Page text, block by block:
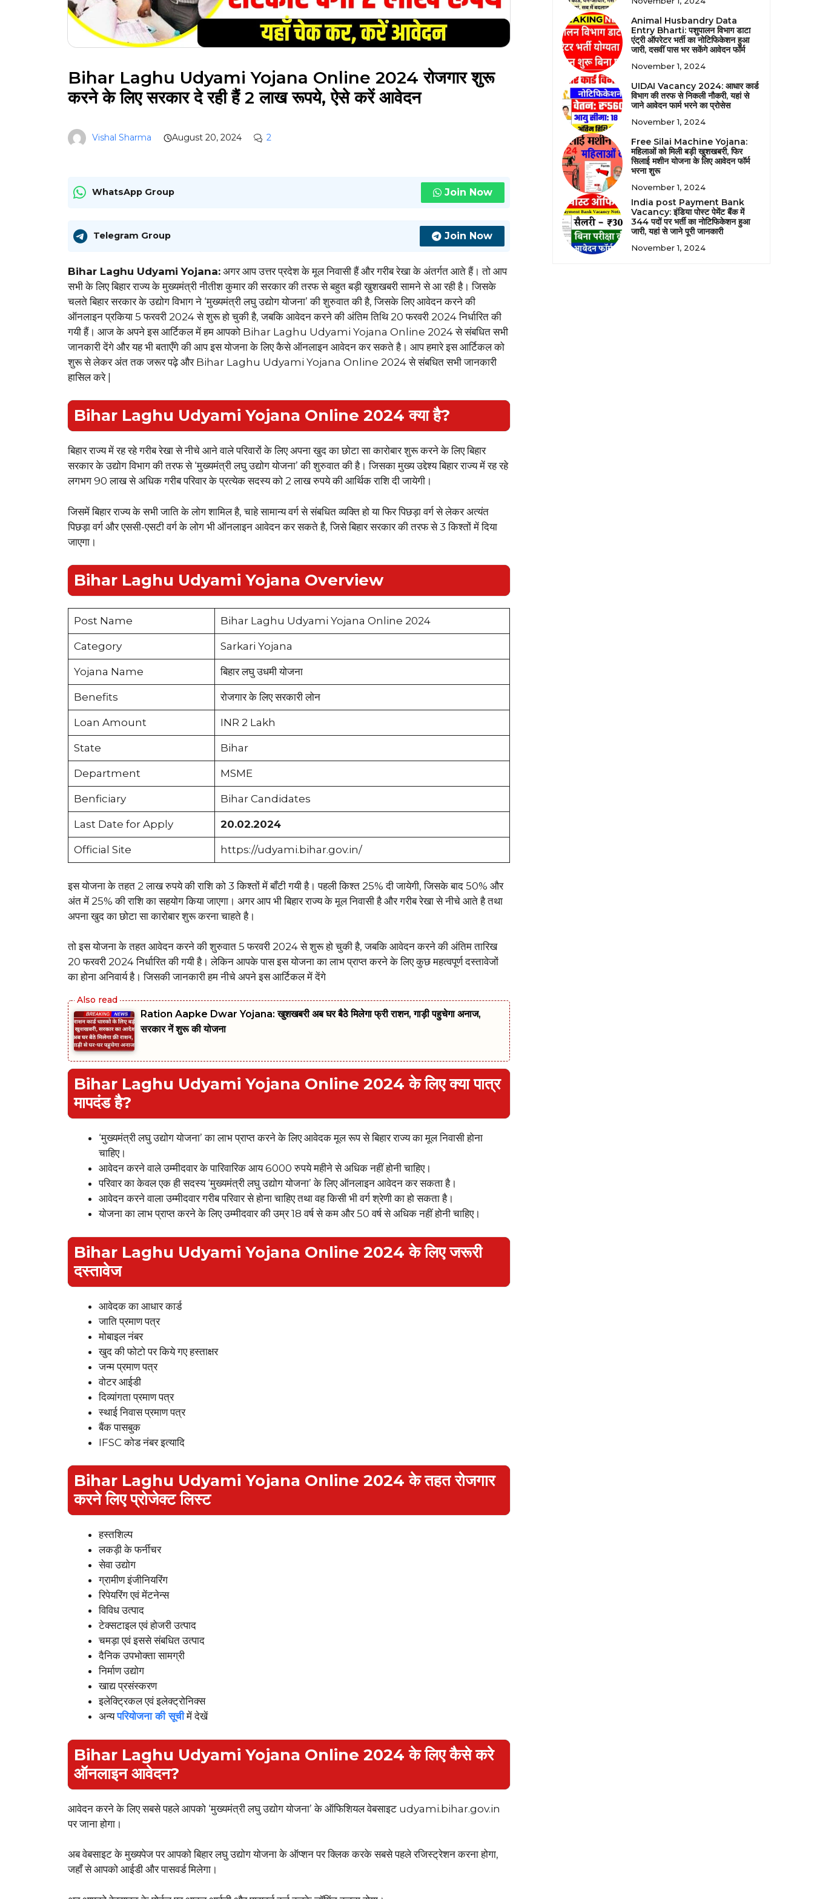
Bihar Laghu Udyami Yojana Online 2024 रोजगार शुरू
करने के लिए सरकार दे रही हैं 2 लाख रूपये, ऐसे करें आवेदन
Vishal Sharma August 20, 2024 2
WhatsApp Group Join Now
Telegram Group Join Now
Bihar Laghu Udyami Yojana: अगर आप उत्तर प्रदेश के मूल निवासी हैं और गरीब रेखा के अंतर्गत आते हैं। तो आप
सभी के लिए बिहार राज्य के मुख्यमंत्री नीतीश कुमार की सरकार की तरफ से बहुत बड़ी खुशखबरी सामने से आ रही है। जिसके
चलते बिहार सरकार के उद्योग विभाग ने ‘मुख्यमंत्री लघु उद्योग योजना’ की शुरुवात की है, जिसके लिए आवेदन करने की
ऑनलाइन प्रकिया 5 फरवरी 2024 से शुरू हो चुकी है, जबकि आवेदन करने की अंतिम तिथि 20 फरवरी 2024 निर्धारित की
गयी हैं। आज के अपने इस आर्टिकल में हम आपको Bihar Laghu Udyami Yojana Online 2024 से संबधित सभी
जानकारी देंगे और यह भी बताएँगे की आप इस योजना के लिए कैसे ऑनलाइन आवेदन कर सकते है। आप हमारे इस आर्टिकल को
शुरू से लेकर अंत तक जरूर पढ़े और Bihar Laghu Udyami Yojana Online 2024 से संबधित सभी जानकारी
हासिल करे |
Bihar Laghu Udyami Yojana Online 2024 क्या है?
बिहार राज्य में रह रहे गरीब रेखा से नीचे आने वाले परिवारों के लिए अपना खुद का छोटा सा कारोबार शुरू करने के लिए बिहार
सरकार के उद्योग विभाग की तरफ से ‘मुख्यमंत्री लघु उद्योग योजना’ की शुरुवात की है। जिसका मुख्य उद्देश्य बिहार राज्य में रह रहे
लगभग 90 लाख से अधिक गरीब परिवार के प्रत्येक सदस्य को 2 लाख रुपये की आर्थिक राशि दी जायेगी।
जिसमें बिहार राज्य के सभी जाति के लोग शामिल है, चाहे सामान्य वर्ग से संबधित व्यक्ति हो या फिर पिछड़ा वर्ग से लेकर अत्यंत
पिछड़ा वर्ग और एससी-एसटी वर्ग के लोग भी ऑनलाइन आवेदन कर सकते है, जिसे बिहार सरकार की तरफ से 3 किश्तों में दिया
जाएगा।
Bihar Laghu Udyami Yojana Overview
Post Name Bihar Laghu Udyami Yojana Online 2024
Category Sarkari Yojana
Yojana Name बिहार लघु उधमी योजना
Benefits रोजगार के लिए सरकारी लोन
Loan Amount INR 2 Lakh
State Bihar
Department MSME
Benficiary Bihar Candidates
Last Date for Apply 20.02.2024
Official Site https://udyami.bihar.gov.in/
इस योजना के तहत 2 लाख रुपये की राशि को 3 किश्तों में बाँटी गयी है। पहली किश्त 25% दी जायेगी, जिसके बाद 50% और
अंत में 25% की राशि का सहयोग किया जाएगा। अगर आप भी बिहार राज्य के मूल निवासी है और गरीब रेखा से नीचे आते है तथा
अपना खुद का छोटा सा कारोबार शुरू करना चाहते है।
तो इस योजना के तहत आवेदन करने की शुरुवात 5 फरवरी 2024 से शुरू हो चुकी है, जबकि आवेदन करने की अंतिम तारिख
20 फरवरी 2024 निर्धारित की गयी है। लेकिन आपके पास इस योजना का लाभ प्राप्त करने के लिए कुछ महत्वपूर्ण दस्तावेजों
का होना अनिवार्य है। जिसकी जानकारी हम नीचे अपने इस आर्टिकल में देंगे
Ration Aapke Dwar Yojana: खुशखबरी अब घर बैठे मिलेगा फ्री राशन, गाड़ी पहुचेगा अनाज,
सरकार नें शुरू की योजना
Bihar Laghu Udyami Yojana Online 2024 के लिए क्या पात्र
मापदंड है?
‘मुख्यमंत्री लघु उद्योग योजना’ का लाभ प्राप्त करने के लिए आवेदक मूल रूप से बिहार राज्य का मूल निवासी होना
चाहिए।
आवेदन करने वाले उम्मीदवार के पारिवारिक आय 6000 रुपये महीने से अधिक नहीं होनी चाहिए।
परिवार का केवल एक ही सदस्य ‘मुख्यमंत्री लघु उद्योग योजना’ के लिए ऑनलाइन आवेदन कर सकता है।
आवेदन करने वाला उम्मीदवार गरीब परिवार से होना चाहिए तथा वह किसी भी वर्ग श्रेणी का हो सकता है।
योजना का लाभ प्राप्त करने के लिए उम्मीदवार की उम्र 18 वर्ष से कम और 50 वर्ष से अधिक नहीं होनी चाहिए।
Bihar Laghu Udyami Yojana Online 2024 के लिए जरूरी
दस्तावेज
आवेदक का आधार कार्ड
जाति प्रमाण पत्र
मोबाइल नंबर
खुद की फोटो पर किये गए हस्ताक्षर
जन्म प्रमाण पत्र
वोटर आईडी
दिव्यांगता प्रमाण पत्र
स्थाई निवास प्रमाण पत्र
बैंक पासबुक
IFSC कोड नंबर इत्यादि
Bihar Laghu Udyami Yojana Online 2024 के तहत रोजगार
करने लिए प्रोजेक्ट लिस्ट
हस्तशिल्प
लकड़ी के फर्नीचर
सेवा उद्योग
ग्रामीण इंजीनियरिंग
रिपेयरिंग एवं मेंटनेन्स
विविध उत्पाद
टेक्सटाइल एवं होजरी उत्पाद
चमड़ा एवं इससे संबधित उत्पाद
दैनिक उपभोक्ता सामग्री
निर्माण उद्योग
खाद्य प्रसंस्करण
इलेक्ट्रिकल एवं इलेक्ट्रोनिक्स
अन्यपरियोजना की सूचीमें देखें
Bihar Laghu Udyami Yojana Online 2024 के लिए कैसे करे
ऑनलाइन आवेदन?
आवेदन करने के लिए सबसे पहले आपको ‘मुख्यमंत्री लघु उद्योग योजना’ के ऑफिशियल वेबसाइट udyami.bihar.gov.in
पर जाना होगा।
अब वेबसाइट के मुख्यपेज पर आपको बिहार लघु उद्योग योजना के ऑप्शन पर क्लिक करके सबसे पहले रजिस्ट्रेशन करना होगा,
जहाँ से आपको आईडी और पासवर्ड मिलेगा।
Animal Husbandry Data
Entry Bharti: पशुपालन विभाग डाटा
एंट्री ऑपरेटर भर्ती का नोटिफिकेशन हुआ
जारी, दसवीं पास भर सकेंगे आवेदन फॉर्म
November 1, 2024
UIDAI Vacancy 2024: आधार कार्ड
विभाग की तरफ से निकली नौकरी, यहां से
जाने आवेदन फार्म भरने का प्रोसेस
November 1, 2024
Free Silai Machine Yojana:
महिलाओं को मिली बड़ी खुशखबरी, फिर
सिलाई मशीन योजना के लिए आवेदन फॉर्म
भरना शुरू
November 1, 2024
India post Payment Bank
Vacancy: इंडिया पोस्ट पेमेंट बैंक में
344 पदों पर भर्ती का नोटिफिकेशन हुआ
जारी, यहां से जाने पूरी जानकारी
November 1, 2024